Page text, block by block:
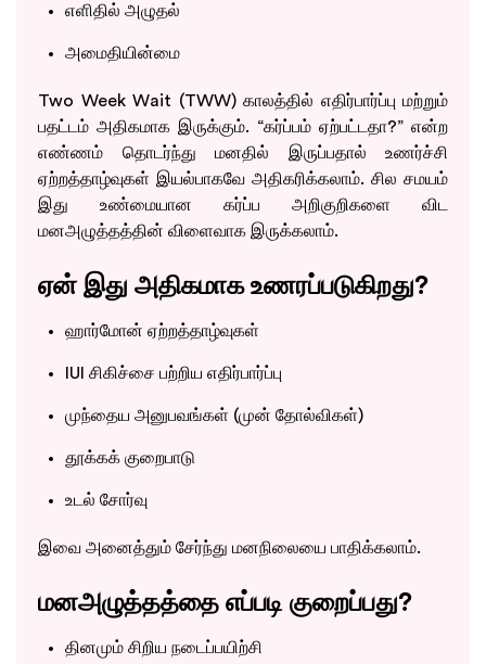
எளிதில் அழுதல்
அமைதியின்மை
Two Week Wait (TWW) காலத்தில் எதிர்பார்ப்பு மற்றும்
பதட்டம் அதிகமாக இருக்கும். “கர்ப்பம் ஏற்பட்டதா?” என்ற
எண்ணம் தொடர்ந்து மனதில் இருப்பதால் உணர்ச்சி
ஏற்றத்தாழ்வுகள் இயல்பாகவே அதிகரிக்கலாம். சில சமயம்
இது உண்மையான கர்ப்ப அறிகுறிகளை விட
மனஅழுத்தத்தின் விளைவாக இருக்கலாம்.
ஏன் இது அதிகமாக உணரப்படுகிறது?
ஹார்மோன் ஏற்றத்தாழ்வுகள்
IUI சிகிச்சை பற்றிய எதிர்பார்ப்பு
முந்தைய அனுபவங்கள் (முன் தோல்விகள்)
தூக்கக் குறைபாடு
உடல் சோர்வு
இவை அனைத்தும் சேர்ந்து மனநிலையை பாதிக்கலாம்.
மனஅழுத்தத்தை எப்படி குறைப்பது?
தினமும் சிறிய நடைப்பயிற்சி